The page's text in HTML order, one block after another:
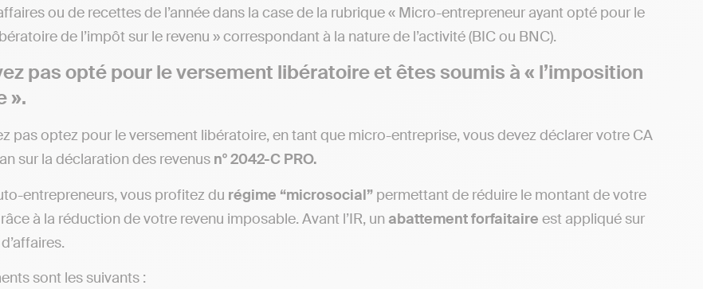
ou de recettes de l’année dans la case de la rubrique « Micro-entrepreneur ayant opté pour le
de l’impôt sur le revenu » correspondant à la nature de l’activité (BIC ou BNC).
pas opté pour le versement libératoire et êtes soumis à « l’imposition
».
pas optez pour le versement libératoire, en tant que micro-entreprise, vous devez déclarer votre CA
sur la déclaration des revenus n° 2042-C PRO.
entrepreneurs, vous profitez du régime “microsocial” permettant de réduire le montant de votre
à la réduction de votre revenu imposable. Avant l’IR, un abattement forfaitaire est appliqué sur
sont les suivants :